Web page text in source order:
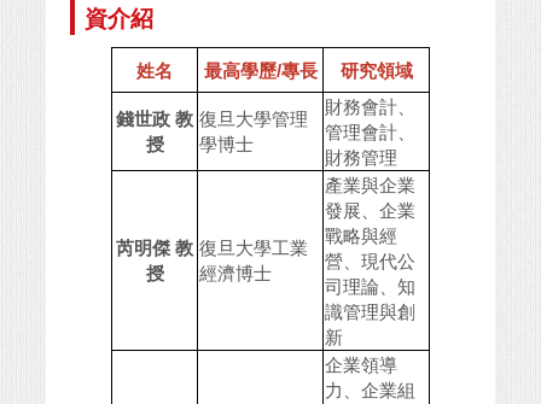
資介紹
姓名 最高學歷/專長 研究領域
錢世政 教
授
復旦大學管理
學博士
財務會計、
管理會計、
財務管理
芮明傑 教
授
復旦大學工業
經濟博士
產業與企業
發展、企業
戰略與經
營、現代公
司理論、知
識管理與創
新
企業領導
力、企業組